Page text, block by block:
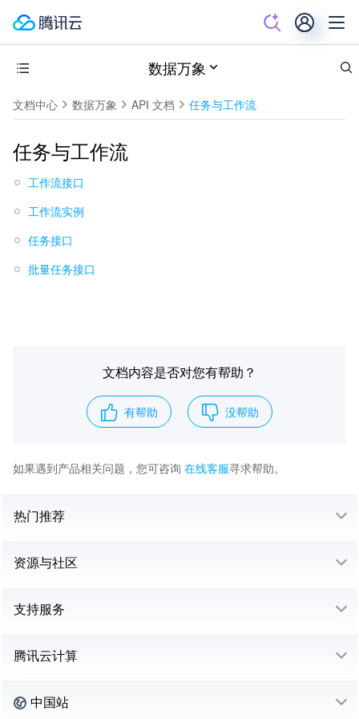
数据万象
文档中心 数据万象 API 文档 任务与工作流
任务与工作流
工作流接口
工作流实例
任务接口
批量任务接口
文档内容是否对您有帮助？
有帮助 没帮助
如果遇到产品相关问题，您可咨询 在线客服寻求帮助。
热门推荐
资源与社区
支持服务
腾讯云计算
中国站